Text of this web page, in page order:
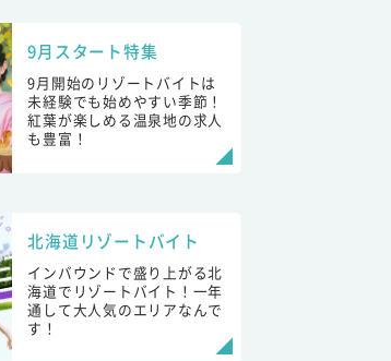
9月スタート特集
9月開始のリゾートバイトは
未経験でも始めやすい季節！
紅葉が楽しめる温泉地の求人
も豊富！
北海道リゾートバイト
インバウンドで盛り上がる北
海道でリゾートバイト！一年
通して大人気のエリアなんで
す！